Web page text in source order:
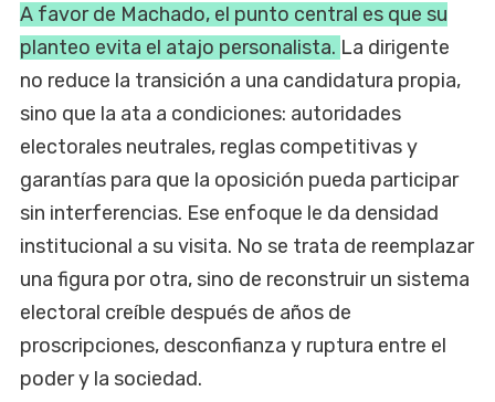
A favor de Machado, el punto central es que su
planteo evita el atajo personalista. La dirigente
no reduce la transición a una candidatura propia,
sino que la ata a condiciones: autoridades
electorales neutrales, reglas competitivas y
garantías para que la oposición pueda participar
sin interferencias. Ese enfoque le da densidad
institucional a su visita. No se trata de reemplazar
una figura por otra, sino de reconstruir un sistema
electoral creíble después de años de
proscripciones, desconfianza y ruptura entre el
poder y la sociedad.